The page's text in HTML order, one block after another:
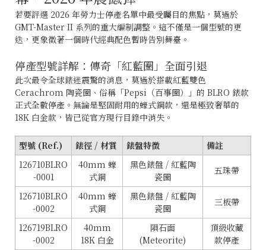
若要評選 2026 年勞力士停產名單中最受矚目的焦點，莫過於
GMT-Master II 系列的重大編制調整。這不僅是一個型號的更
迭，更象徵著一個時代經典配色暫時告別舞臺。
停產型號詳解：傳奇「紅藍圈」全面引退
此次最令全球錶迷震驚的消息，莫過於搭載紅藍雙色
Cerachrom 陶瓷圈、俗稱「Pepsi（百事圈）」的 BLRO 錶款
正式全數停產。無論是堅固耐用的蠔式鋼款，還是極致奢華的
18K 白金款，皆已從官方現行目錄中消失。
型號 (Ref.) 錶徑 / 材質 錶盤特徵
備註
126710BLRO
-0001
40mm 蠔
式鋼
黑色錶盤 / 紅藍陶
瓷圈
五珠帶
126710BLRO
-0002
40mm 蠔
式鋼
黑色錶盤 / 紅藍陶
瓷圈
三板帶
126719BLRO
-0002
40mm
18K 白金
隕石面
(Meteorite)
頂級收藏
款停產